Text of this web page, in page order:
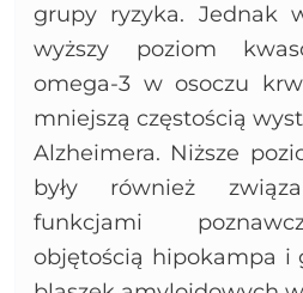
grupy ryzyka. Jednak
wyższy poziom
omega-3 w osoczu
mniejszą częstością
Alzheimera. Niższe
były również
funkcjami
objętością hipokampa i